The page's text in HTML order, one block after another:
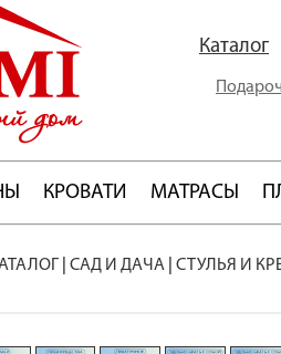
Каталог
КРОВАТИ МАТРАСЫ
САД И ДАЧА СТУЛЬЯ И